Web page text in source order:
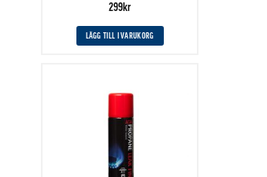
299kr
LÄGG TILL I VARUKORG